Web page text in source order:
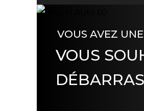
VOUS AVEZ
VOUS